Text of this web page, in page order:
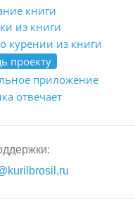
книги
из книги
курении из книги
проекту
приложение
отвечает